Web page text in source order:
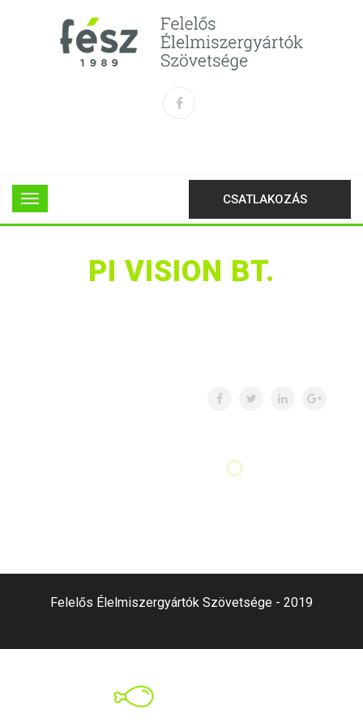
CSATLAKOZÁS
PI VISION BT.
Felelős Élelmiszergyártók Szövetsége - 2019